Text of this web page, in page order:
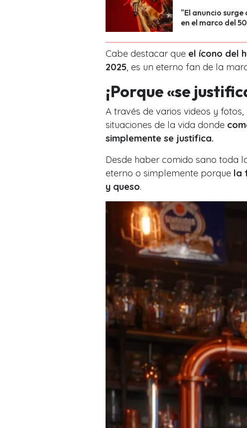
"El anuncio
en el marco del
Cabe destacar que el ícono del
2025 , es un eterno fan de la
¡Porque «se
A través de varios videos y
situaciones de la vida donde
simplemente se justifica.
Desde haber comido sano toda
eterno o simplemente porque la
y queso.